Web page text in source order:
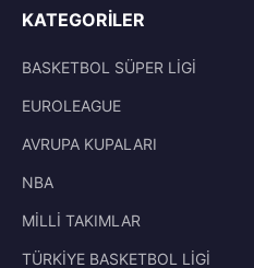
KATEGORILER
BASKETBOL SÜPER LİGİ
EUROLEAGUE
AVRUPA KUPALARI
NBA
MİLLİ TAKIMLAR
TÜRKİYE BASKETBOL LİGİ